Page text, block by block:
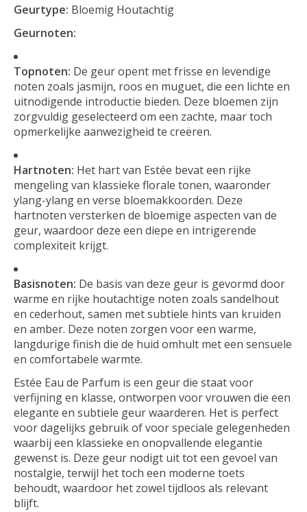
Geurtype: Bloemig Houtachtig
Geurnoten:
Topnoten: De geur opent met frisse en levendige
noten zoals jasmijn, roos en muguet, die een lichte en
uitnodigende introductie bieden. Deze bloemen zijn
zorgvuldig geselecteerd om een zachte, maar toch
opmerkelijke aanwezigheid te creëren.
Hartnoten: Het hart van Estée bevat een rijke
mengeling van klassieke florale tonen, waaronder
ylang-ylang en verse bloemakkoorden. Deze
hartnoten versterken de bloemige aspecten van de
geur, waardoor deze een diepe en intrigerende
complexiteit krijgt.
Basisnoten: De basis van deze geur is gevormd door
warme en rijke houtachtige noten zoals sandelhout
en cederhout, samen met subtiele hints van kruiden
en amber. Deze noten zorgen voor een warme,
langdurige finish die de huid omhult met een sensuele
en comfortabele warmte.
Estée Eau de Parfum is een geur die staat voor
verfijning en klasse, ontworpen voor vrouwen die een
elegante en subtiele geur waarderen. Het is perfect
voor dagelijks gebruik of voor speciale gelegenheden
waarbij een klassieke en onopvallende elegantie
gewenst is. Deze geur nodigt uit tot een gevoel van
nostalgie, terwijl het toch een moderne toets
behoudt, waardoor het zowel tijdloos als relevant
blijft.